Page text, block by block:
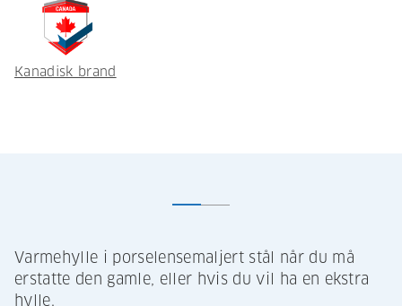
Kanadisk brand
Varmehylle i porselensemaljert stål når du må
erstatte den gamle, eller hvis du vil ha en ekstra
hylle.